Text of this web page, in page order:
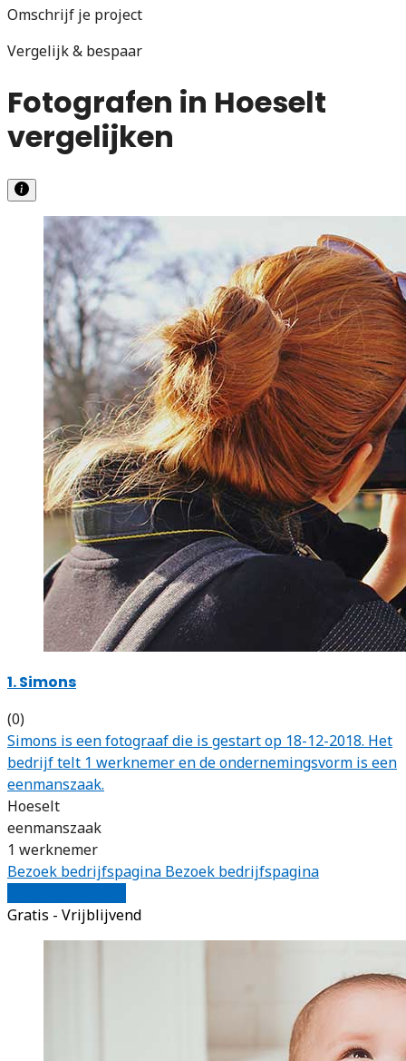
Omschrijf je project
Vergelijk & bespaar
Fotografen in Hoeselt
vergelijken
1. Simons
(0)
Simons is een fotograaf die is gestart op 18-12-2018. Het
bedrijf telt 1 werknemer en de ondernemingsvorm is een
eenmanszaak.
Hoeselt
eenmanszaak
1 werknemer
Bezoek bedrijfspagina Bezoek bedrijfspagina
Gratis - Vrijblijvend